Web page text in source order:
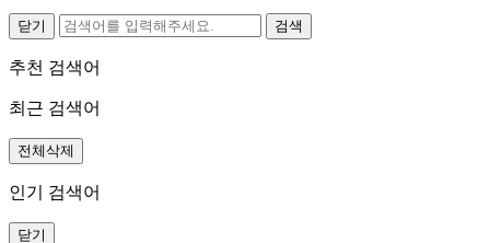
닫기
추천 검색어
최근 검색어
전체삭제
인기 검색어
닫기